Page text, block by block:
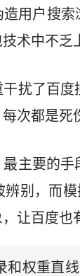
用户搜
术中不乏
扰了百
次都是死
主要的
别，而
让百度也
和权重直